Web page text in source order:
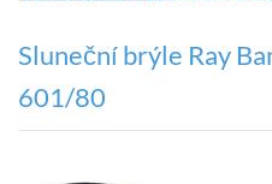
Sluneční brýle Ray
601/80